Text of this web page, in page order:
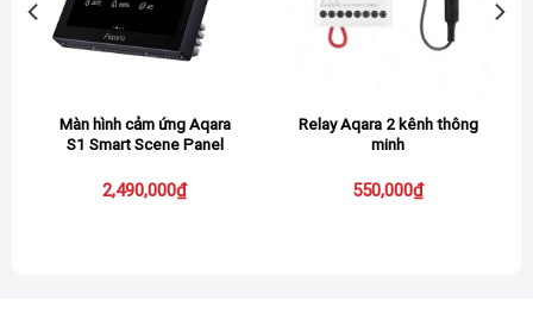
Với công tắc Aqara H2, tùy theo thiết lập mà mỗi lần
nhấn nút thiết bị sẽ thực hiện một lệnh khác
độ cho máy lạnh, mở rèm cửa,…v.v
lần, nhấn đúp và nhấn giữ như 1 công tắc ngữ cảnh bình
Màn hình cảm ứng Aqara
S1 Smart Scene Panel
2,490,000₫
Relay Aqara 2 kênh thông
minh
550,000₫